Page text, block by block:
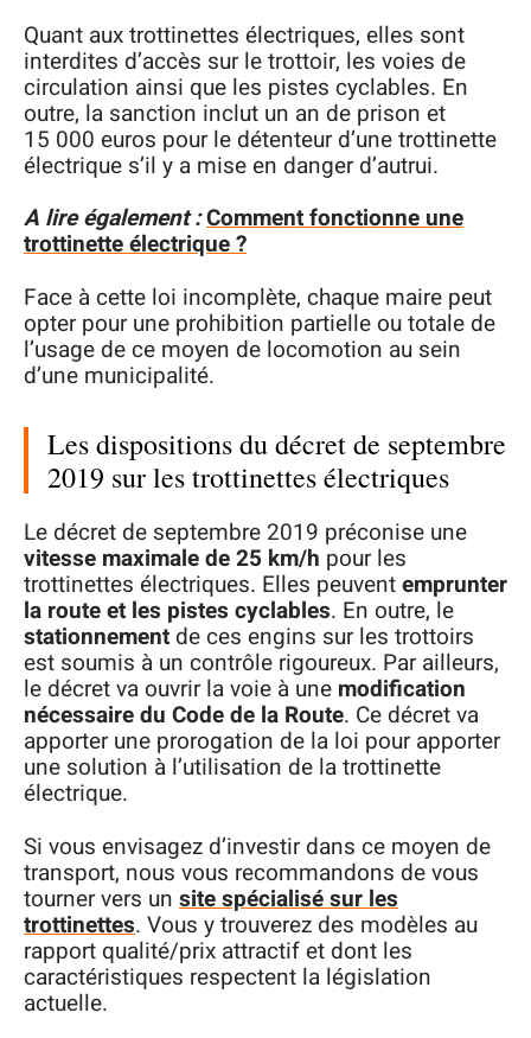
Quant aux trottinettes électriques, elles sont
interdites d’accès sur le trottoir, les voies de
circulation ainsi que les pistes cyclables. En
outre, la sanction inclut un an de prison et
15 000 euros pour le détenteur d’une trottinette
électrique s’il y a mise en danger d’autrui.
A lire également :Comment fonctionne une
trottinette électrique ?
Face à cette loi incomplète, chaque maire peut
opter pour une prohibition partielle ou totale de
l’usage de ce moyen de locomotion au sein
d’une municipalité.
Les dispositions du décret de septembre
2019 sur les trottinettes électriques
Le décret de septembre 2019 préconise une
vitesse maximale de 25 km/h pour les
trottinettes électriques. Elles peuventemprunter
la route et les pistes cyclables. En outre, le
stationnement de ces engins sur les trottoirs
est soumis à un contrôle rigoureux. Par ailleurs,
le décret va ouvrir la voie à une modification
nécessaire du Code de la Route. Ce décret va
apporter une prorogation de la loi pour apporter
une solution à l’utilisation de la trottinette
électrique.
Si vous envisagez d’investir dans ce moyen de
transport, nous vous recommandons de vous
tourner vers un site spécialisé sur les
trottinettes. Vous y trouverez des modèles au
rapport qualité/prix attractif et dont les
caractéristiques respectent la législation
actuelle.